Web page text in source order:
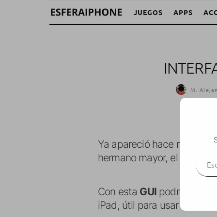
JUEGOS APPS
M.
Ya apareció hace mucho
hermano mayor, el iPad.
Con esta GUIpodréis
iPad, útil para usar en